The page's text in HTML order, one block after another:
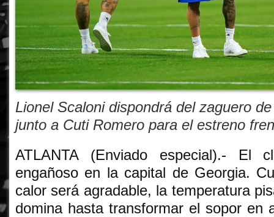
Lionel Scaloni dispondrá del zaguero
junto a Cuti Romero para el estreno
ATLANTA (Enviado especial).- El
engañoso en la capital de Georgia.
calor será agradable, la temperatura
domina hasta transformar el sopor en